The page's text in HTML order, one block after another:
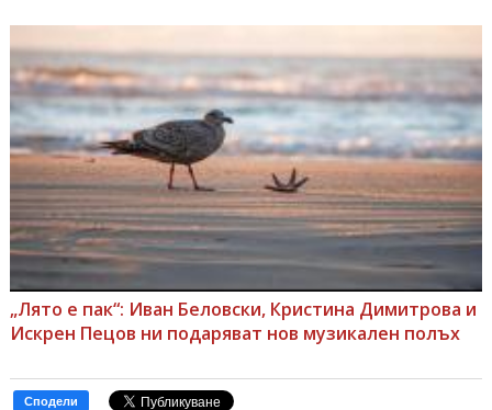
„Лято е пак“: Иван Беловски, Кристина Димитрова и
Искрен Пецов ни подаряват нов музикален полъх
Сподели